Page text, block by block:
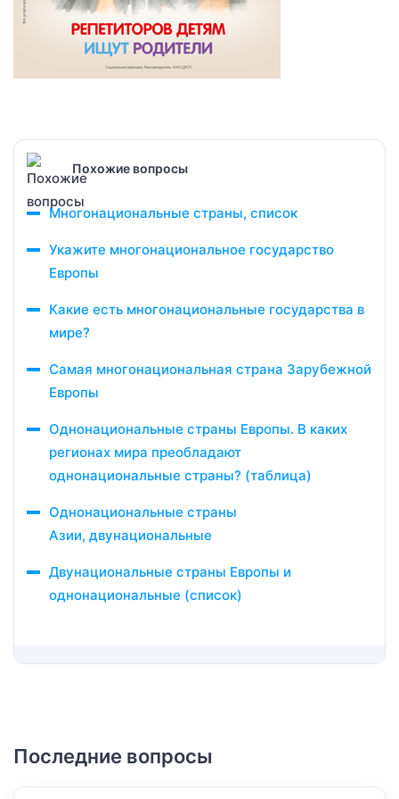
Похожие вопросы
Многонациональные страны, список
Укажите многонациональное государство
Европы
Какие есть многонациональные государства в
мире?
Самая многонациональная страна Зарубежной
Европы
Однонациональные страны Европы. В каких
регионах мира преобладают
однонациональные страны? (таблица)
Однонациональные страны
Азии, двунациональные
Двунациональные страны Европы и
однонациональные (список)
Последние вопросы